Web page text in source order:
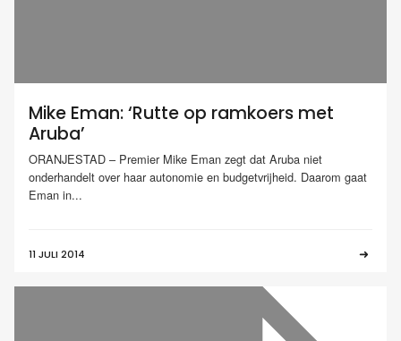
Mike Eman: ‘Rutte op ramkoers met
Aruba’
ORANJESTAD – Premier Mike Eman zegt dat Aruba niet
onderhandelt over haar autonomie en budgetvrijheid. Daarom gaat
Eman in...
11 JULI 2014